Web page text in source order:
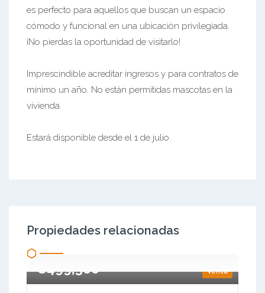
es perfecto para aquellos que buscan un espacio
cómodo y funcional en una ubicación privilegiada.
¡No pierdas la oportunidad de visitarlo!
Imprescindible acreditar ingresos y para contratos de
mínimo un año. No están permitidas mascotas en la
vivienda.
Estará disponible desde el 1 de julio.
Propiedades relacionadas
Venta
€499,500